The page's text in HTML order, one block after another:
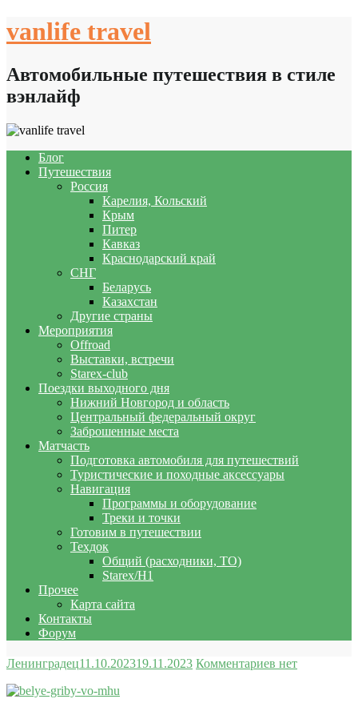
to
vanlife travel
Автомобильные путешествия в стиле
вэнлайф
Блог
Путешествия
Россия
Карелия, Кольский
Крым
Питер
Кавказ
Краснодарский край
СНГ
Беларусь
Казахстан
Другие страны
Мероприятия
Offroad
Выставки, встречи
Starex-club
Поездки выходного дня
Нижний Новгород и область
Центральный федеральный округ
Заброшенные места
Матчасть
Подготовка автомобиля для путешествий
Туристические и походные аксессуары
Навигация
Программы и оборудование
Треки и точки
Готовим в путешествии
Техдок
Общий (расходники, ТО)
Starex/H1
Прочее
Карта сайта
Контакты
Форум
Ленинградец11.10.202319.11.2023 Комментариев нет